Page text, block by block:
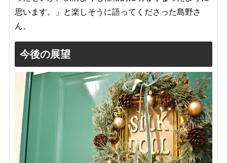
思います。」と楽しそうに語ってくださった島野さ
ん。
今後の展望